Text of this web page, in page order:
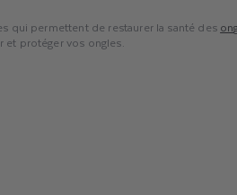
qui permettent de restaurer la santé des
et protéger vos ongles.
la structure de vos ongles, les rendant